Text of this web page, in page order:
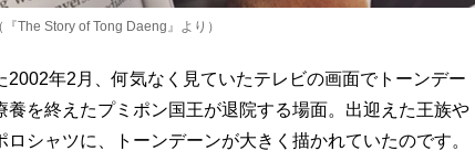
The Story of Tong Daeng』より）
年2月、何気なく見ていたテレビの画面でトーンデー
養を終えたプミポン国王が退院する場面。出迎えた王族や
シャツに、トーンデーンが大きく描かれていたのです。